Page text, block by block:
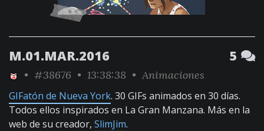
M.01.MAR.2016 5
• #38676 • 13:38:38 • Animaciones
GIFatón de Nueva York. 30 GIFs animados en 30 días.
Todos ellos inspirados en La Gran Manzana. Más en la
web de su creador, SlimJim.